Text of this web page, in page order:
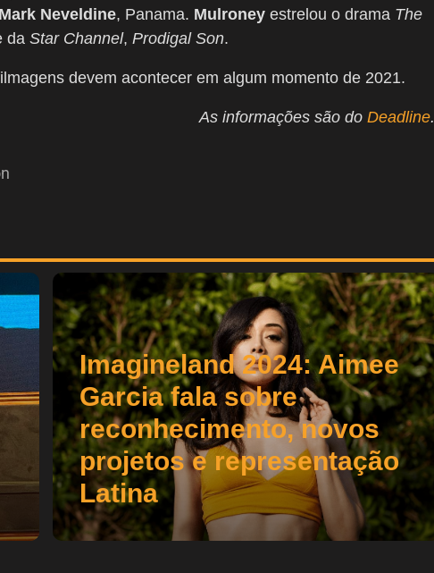
Mark Neveldine, Panama. Mulroney estrelou o drama The
da Star Channel, Prodigal Son.
devem acontecer em algum momento de 2021.
As informações são do Deadline.
Imagineland 2024: Aimee
Garcia fala sobre
reconhecimento, novos
projetos e representação
Latina